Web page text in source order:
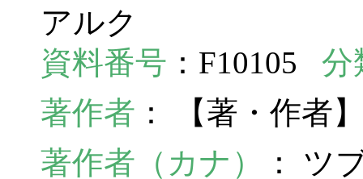
アルク
資料番号 ：F10105 分
著作者 ： 【著・作者
著作者（カナ）
： ツ